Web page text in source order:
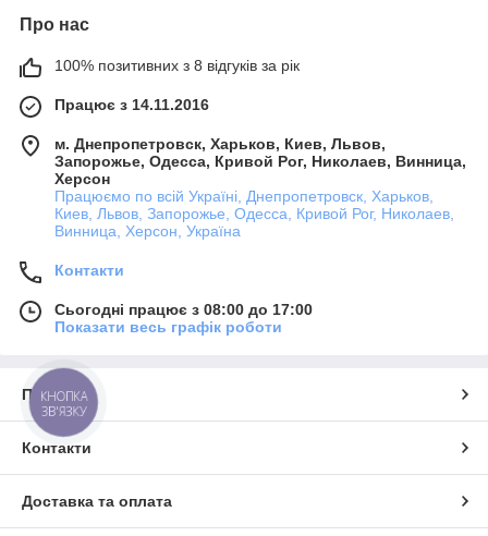
Про нас
100% позитивних з 8 відгуків за рік
Працює з 14.11.2016
м. Днепропетровск, Харьков, Киев, Львов,
Запорожье, Одесса, Кривой Рог, Николаев, Винница,
Херсон
Працюємо по всій Україні, Днепропетровск, Харьков,
Киев, Львов, Запорожье, Одесса, Кривой Рог, Николаев,
Винница, Херсон, Україна
Контакти
Сьогодні працює з 08:00 до 17:00
Показати весь графік роботи
Про нас
Контакти
Доставка та оплата
КНОПКА
ЗВ'ЯЗКУ